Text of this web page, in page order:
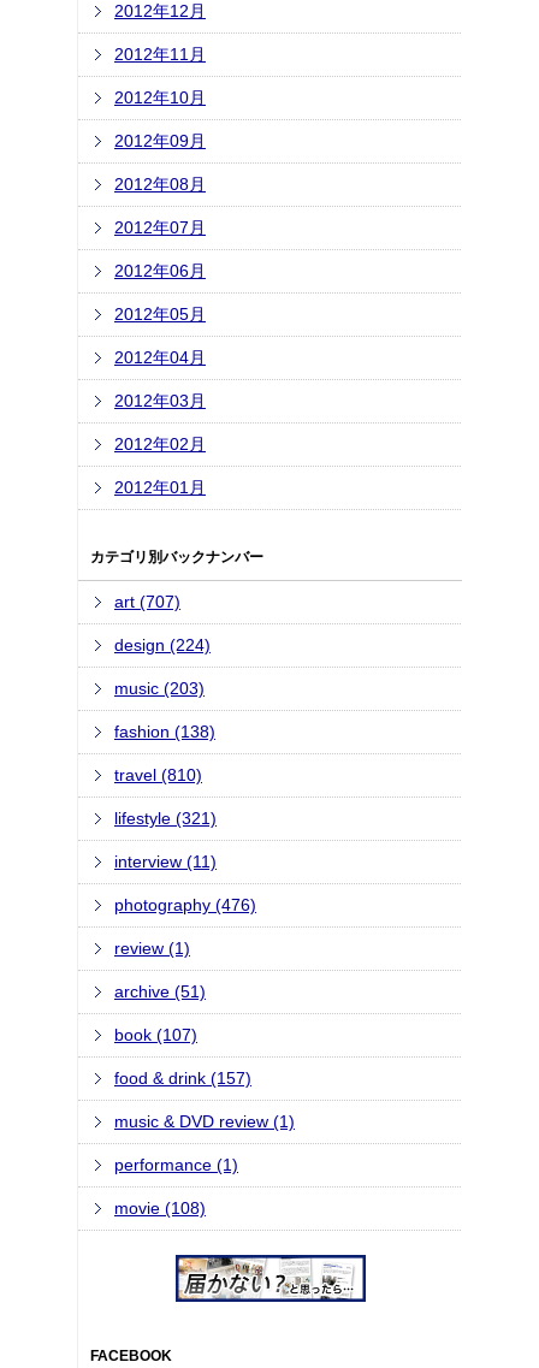
2012年12月
2012年11月
2012年10月
2012年09月
2012年08月
2012年07月
2012年06月
2012年05月
2012年04月
2012年03月
2012年02月
2012年01月
カテゴリ別バックナンバー
art (707)
design (224)
music (203)
fashion (138)
travel (810)
lifestyle (321)
interview (11)
photography (476)
review (1)
archive (51)
book (107)
food & drink (157)
music & DVD review (1)
performance (1)
movie (108)
FACEBOOK